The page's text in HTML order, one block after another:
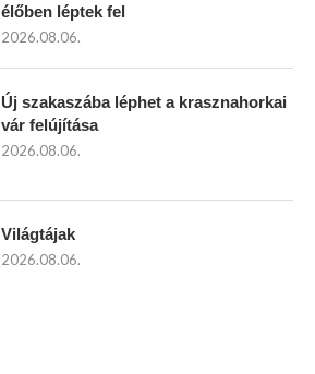
élőben léptek fel
2026.08.06.
Új szakaszába léphet a krasznahorkai
vár felújítása
2026.08.06.
Világtájak
2026.08.06.